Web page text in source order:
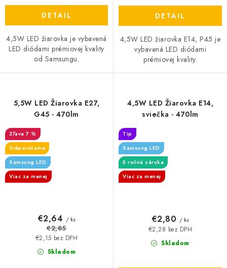
DETAIL
4,5W LED žiarovka je vybavená
LED diódami prémiovej kvality
od Samsungu.
DETAIL
4,5W LED žiarovka E14, P45 je
vybavená LED diódami
prémiovej kvality.
5,5W LED Žiarovka E27,
G45 - 470lm
7 %
Odporúčame
Samsung LED
Viac za menej
Skladom
€2,15 bez DPH
€2,64 / ks
€2,85
4,5W LED Žiarovka E14,
sviečka - 470lm
Tip
Samsung LED
5 ročná záruka
Viac za menej
Skladom
€2,28 bez DPH
€2,80 / ks